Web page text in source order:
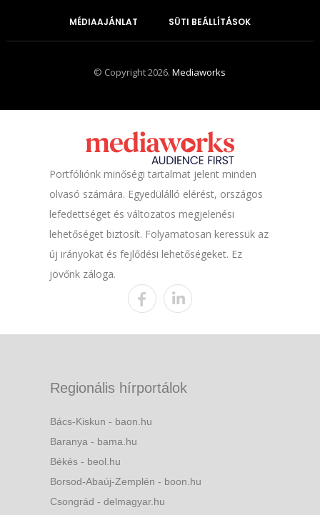
MÉDIAAJÁNLAT SÜTI BEÁLLÍTÁSOK
© Copyright 2026.Mediaworks
Portfóliónk minőségi tartalmat jelent minden
olvasó számára. Egyedülálló elérést, országos
lefedettséget és változatos megjelenési
lehetőséget biztosít. Folyamatosan keressük az
új irányokat és fejlődési lehetőségeket. Ez
jövőnk záloga.
Regionális hírportálok
Bács-Kiskun - baon.hu
Baranya - bama.hu
Békés - beol.hu
Borsod-Abaúj-Zemplén - boon.hu
Csongrád - delmagyar.hu